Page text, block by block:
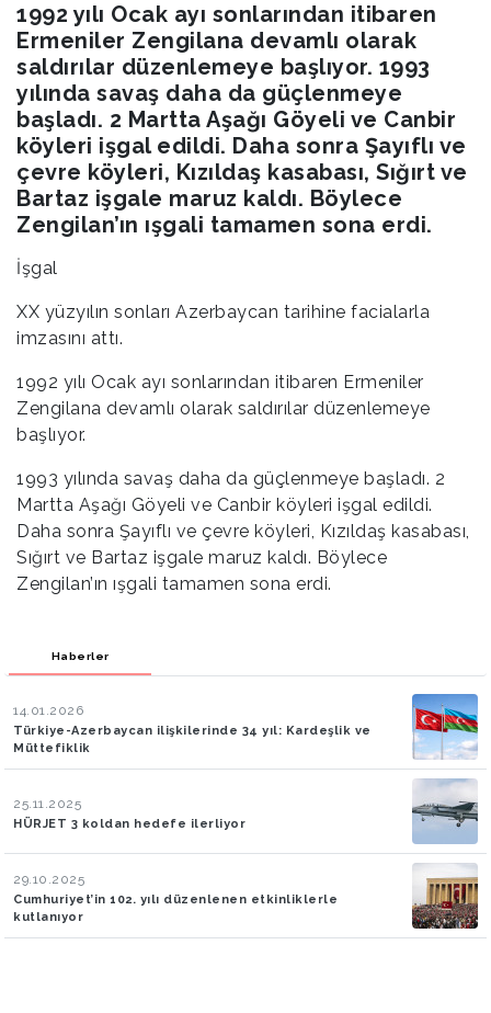
1992 yılı Ocak ayı sonlarından itibaren
Ermeniler Zengilana devamlı olarak
saldırılar düzenlemeye başlıyor. 1993
yılında savaş daha da güçlenmeye
başladı. 2 Martta Aşağı Göyeli ve Canbir
köyleri işgal edildi. Daha sonra Şayıflı ve
çevre köyleri, Kızıldaş kasabası, Sığırt ve
Bartaz işgale maruz kaldı. Böylece
Zengilan’ın ışgali tamamen sona erdi.
İşgal
XX yüzyılın sonları Azerbaycan tarihine facialarla
imzasını attı.
1992 yılı Ocak ayı sonlarından itibaren Ermeniler
Zengilana devamlı olarak saldırılar düzenlemeye
başlıyor.
1993 yılında savaş daha da güçlenmeye başladı. 2
Martta Aşağı Göyeli ve Canbir köyleri işgal edildi.
Daha sonra Şayıflı ve çevre köyleri, Kızıldaş kasabası,
Sığırt ve Bartaz işgale maruz kaldı. Böylece
Zengilan’ın ışgali tamamen sona erdi.
Haberler
14.01.2026
Türkiye-Azerbaycan ilişkilerinde 34 yıl: Kardeşlik ve
Müttefiklik
25.11.2025
HÜRJET 3 koldan hedefe ilerliyor
29.10.2025
Cumhuriyet’in 102. yılı düzenlenen etkinliklerle
kutlanıyor